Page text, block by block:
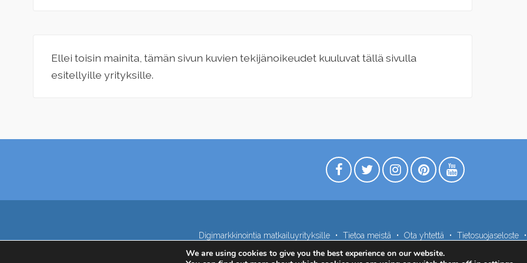
Ellei toisin mainita, tämän sivun kuvien tekijänoikeudet kuuluvat tällä sivulla
esitellyille yrityksille.
Digimarkkinointia matkailuyrityksille Tietoa meistä Ota yhtettä Tietosuojaseloste
We are using cookies to give you the best experience on our website.